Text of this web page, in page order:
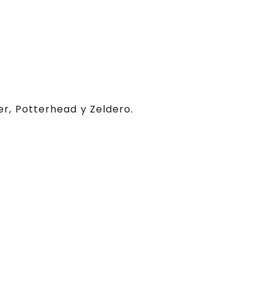
Potterhead y Zeldero.